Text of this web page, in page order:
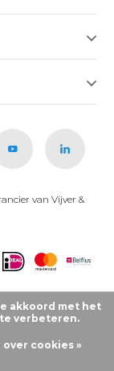
van Vijver &
akkoord met het
verbeteren.
over cookies »